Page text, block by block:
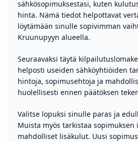
sähkösopimuksestasi, kuten
hinta. Nämä tiedot helpottavat
löytämään sinulle sopivimman
Kruunupyyn alueella.
Seuraavaksi täytä
helposti useiden sähköyhtiöiden
hintoja, sopimusehtoja ja
huolellisesti ennen päätöksen
Valitse lopuksi sinulle paras ja
Muista myös tarkistaa
mahdolliset lisäkulut. Uusi